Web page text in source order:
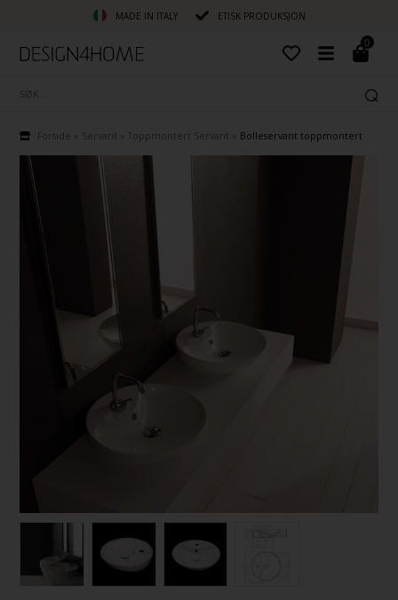
MADE IN ITALY ETISK PRODUKSJON
0
Forside Servant Toppmontert Servant Bolleservant toppmontert